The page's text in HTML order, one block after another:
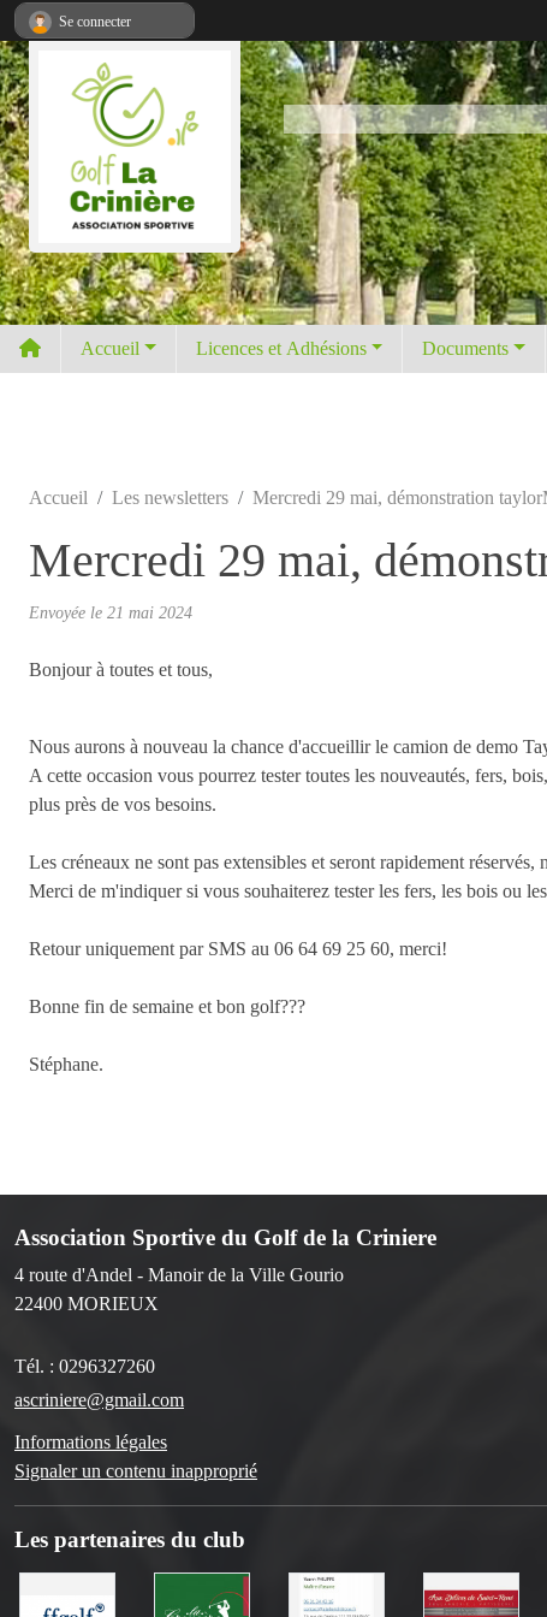
Accueil Licences et Adhésions Documents
Accueil Les newsletters Mercredi 29 mai, démonstration
Mercredi 29 mai,
Envoyée le 21 mai 2024
Bonjour à toutes et tous,
Nous aurons à nouveau la chance d'accueillir le camion de demo
A cette occasion vous pourrez tester toutes les nouveautés, fers,
plus près de vos besoins.
Les créneaux ne sont pas extensibles et seront rapidement
Merci de m'indiquer si vous souhaiterez tester les fers, les bois ou
Retour uniquement par SMS au 06 64 69 25 60, merci!
Bonne fin de semaine et bon golf???
Stéphane.
Association Sportive du Golf de la Criniere
4 route d'Andel - Manoir de la Ville Gourio
22400 MORIEUX
Tél. : 0296327260
ascriniere@gmail.com
Informations légales
Signaler un contenu inapproprié
Les partenaires du club
Se connecter
Panneau de gestion des cookies